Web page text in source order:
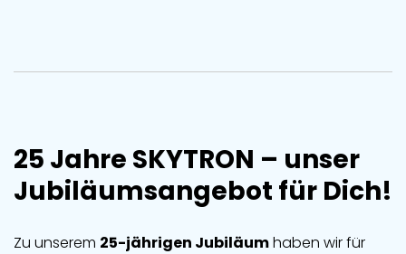
25 Jahre SKYTRON – unser
Jubiläumsangebot für Dich!
Zu unserem 25-jährigen Jubiläumhaben wir für